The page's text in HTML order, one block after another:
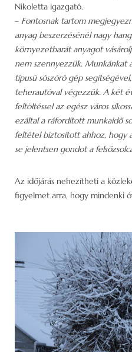
Nikoletta igazgató.
– Fontosnak tartom
anyag beszerzésénél nagy
környezetbarát anyagot
nem szennyezzük. Munkánkat
típusú sószóró gép
teherautóval végezzük. A két
feltöltéssel az egész város
ezáltal a ráfordított munkaidő
feltétel biztosított ahhoz, hogy
se jelentsen gondot a
Az időjárás nehezítheti a
figyelmet arra, hogy mindenki